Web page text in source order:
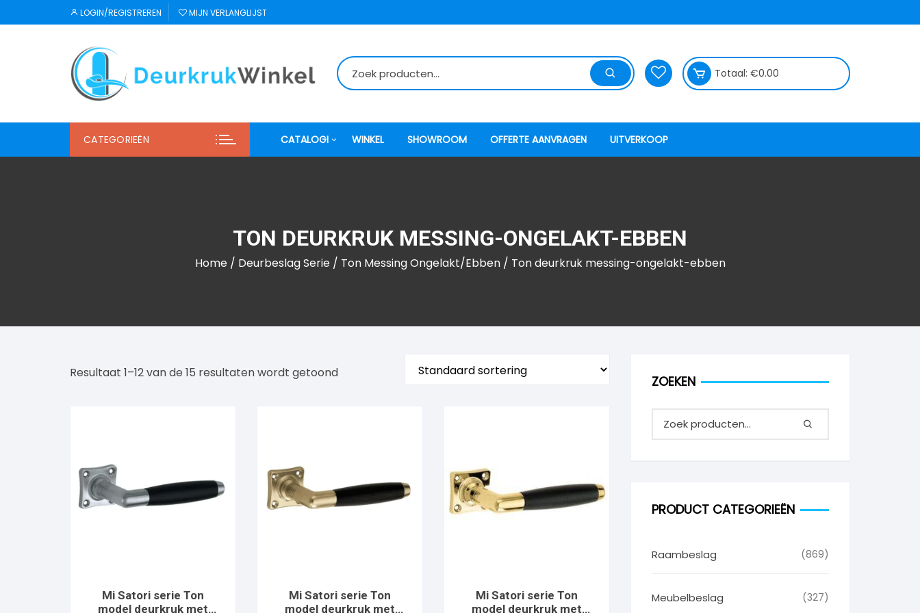
naar
LOGIN/REGISTREREN MIJN VERLANGLIJST
Totaal: €0.00
CATEGORIEËN CATALOGI
Mi Satori
Winlock
WINKEL SHOWROOM OFFERTE AANVRAGEN UITVERKOOP
TON DEURKRUK MESSING-ONGELAKT-EBBEN
Home/ Deurbeslag Serie/ Ton Messing Ongelakt/Ebben/ Ton deurkruk messing-ongelakt-ebben
Resultaat 1–12 van de 15 resultaten wordt getoond
Mi Satori serie Ton
model deurkruk met
Mi Satori serie Ton
model deurkruk met
Mi Satori serie Ton
model deurkruk met
ZOEKEN
PRODUCT CATEGORIEËN
(869)
Raambeslag
(327)
Meubelbeslag